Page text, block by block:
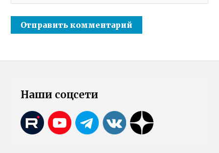
Наши соцсети